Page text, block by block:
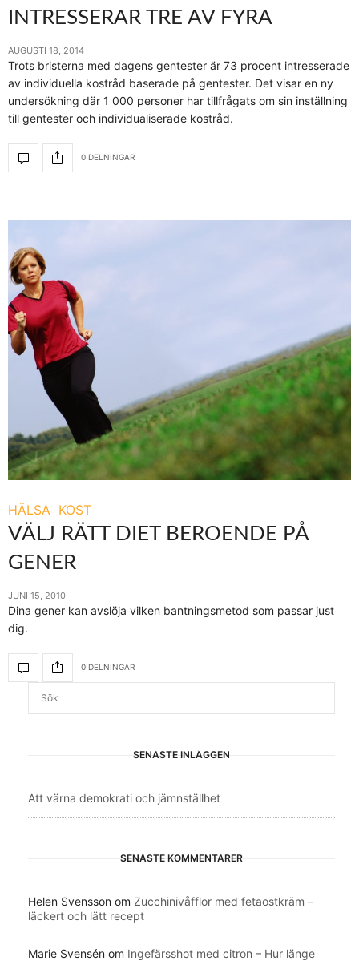
INTRESSERAR TRE AV FYRA
AUGUSTI 18, 2014
Trots bristerna med dagens gentester är 73 procent intresserade
av individuella kostråd baserade på gentester. Det visar en ny
undersökning där 1 000 personer har tillfrågats om sin inställning
till gentester och individualiserade kostråd.
0 DELNINGAR
HÄLSA KOST
VÄLJ RÄTT DIET BEROENDE PÅ
GENER
JUNI 15, 2010
Dina gener kan avslöja vilken bantningsmetod som passar just
dig.
0 DELNINGAR
SENASTE INLÄGGEN
Att värna demokrati och jämnställhet
SENASTE KOMMENTARER
Helen Svensson om Zucchinivåfflor med fetaostkräm –
läckert och lätt recept
Marie Svensén om Ingefärsshot med citron – Hur länge